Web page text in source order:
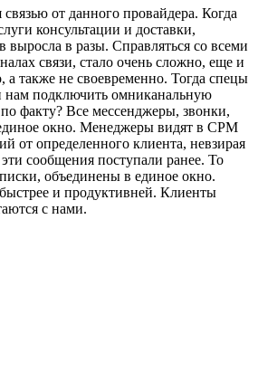
от данного провайдера. Когда
консультации и доставки,
выросла в разы. Справляться со всеми
связи, стало очень сложно, еще и
а также не своевременно. Тогда спецы
подключить омниканальную
факту? Все мессенджеры, звонки,
окно. Менеджеры видят в СРМ
от определенного клиента, невзирая
эти сообщения поступали ранее. То
объединены в единое окно.
и продуктивней. Клиенты
с нами.